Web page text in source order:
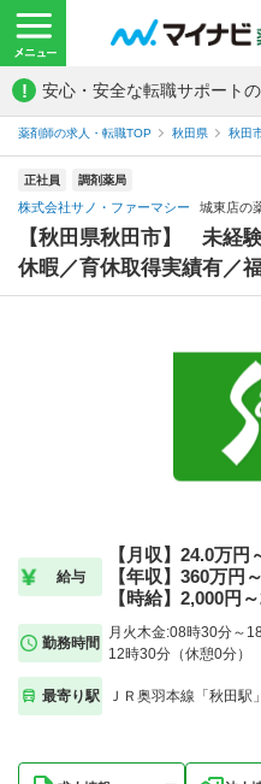
! 安心・安全な転職サポートの
薬剤師の求人・転職TOP 秋田県 秋田
正社員 調剤薬局
株式会社サノ・ファーマシー 城東店の
【秋田県秋田市】 未経
休暇／育休取得実績有／
給与
【月収】24.0万
【年収】360万円
【時給】2,000円
勤務時間
月火木金:08時30分～
12時30分（休憩0分）
最寄り駅 ＪＲ奥羽本線「秋田駅